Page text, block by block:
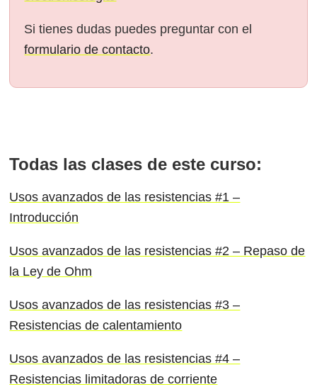
Si tienes dudas puedes preguntar con el
formulario de contacto.
Todas las clases de este curso:
Usos avanzados de las resistencias #1 –
Introducción
Usos avanzados de las resistencias #2 – Repaso de
la Ley de Ohm
Usos avanzados de las resistencias #3 –
Resistencias de calentamiento
Usos avanzados de las resistencias #4 –
Resistencias limitadoras de corriente